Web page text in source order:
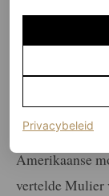
NYFW tijdens de
CHLOE MALLE
“We hebben
Amerikaanse
vertelde Mulier
Privacybeleid